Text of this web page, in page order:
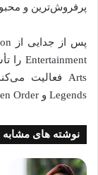
پرفروش‌ترین و
Legends و Star Wars Jedi: Fallen Order را تولید کرده است.
نوشته های مشابه